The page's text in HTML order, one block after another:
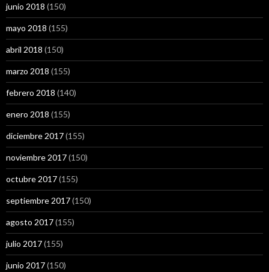
junio 2018 (150)
mayo 2018 (155)
abril 2018 (150)
marzo 2018 (155)
febrero 2018 (140)
enero 2018 (155)
diciembre 2017(155)
noviembre 2017(150)
octubre 2017(155)
septiembre 2017(150)
agosto 2017(155)
julio 2017(155)
junio 2017(150)